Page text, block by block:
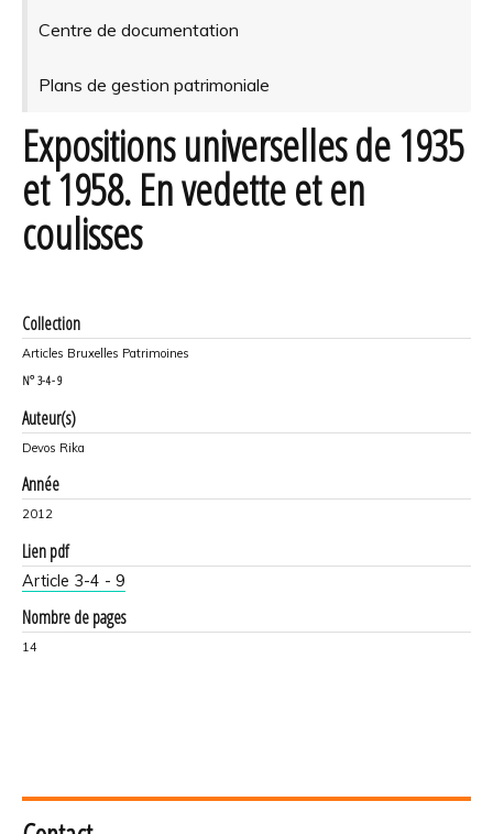
Centre de documentation
Plans de gestion patrimoniale
Expositions universelles de 1935
et 1958. En vedette et en
coulisses
Collection
Articles Bruxelles Patrimoines
N° 3-4 - 9
Auteur(s)
Devos Rika
Année
2012
Lien pdf
Article 3-4 - 9
Nombre de pages
14